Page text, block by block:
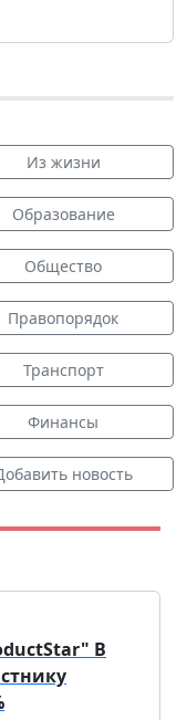
Из жизни
Образование
Общество
Правопорядок
Транспорт
Финансы
новость
В